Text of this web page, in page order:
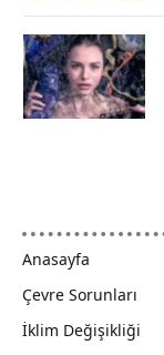
Anasayfa
Çevre Sorunları
İklim Değişikliği